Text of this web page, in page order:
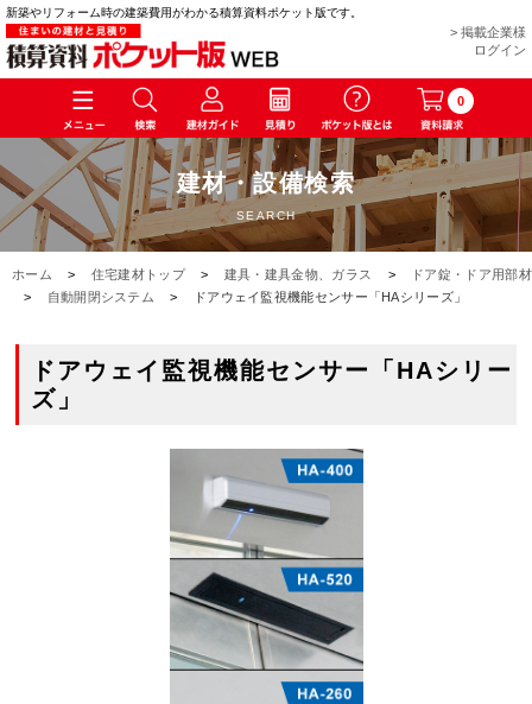
新築やリフォーム時の建築費用がわかる積算資料ポケット版です。
> 掲載企業様
ログイン
0
建材・設備検索
SEARCH
ホーム > 住宅建材トップ > 建具・建具金物、ガラス >
ドア錠・ドア用部材
>
自動開閉システム > ドアウェイ監視機能センサー「HAシリーズ」
ドアウェイ監視機能センサー「HAシリー
ズ」